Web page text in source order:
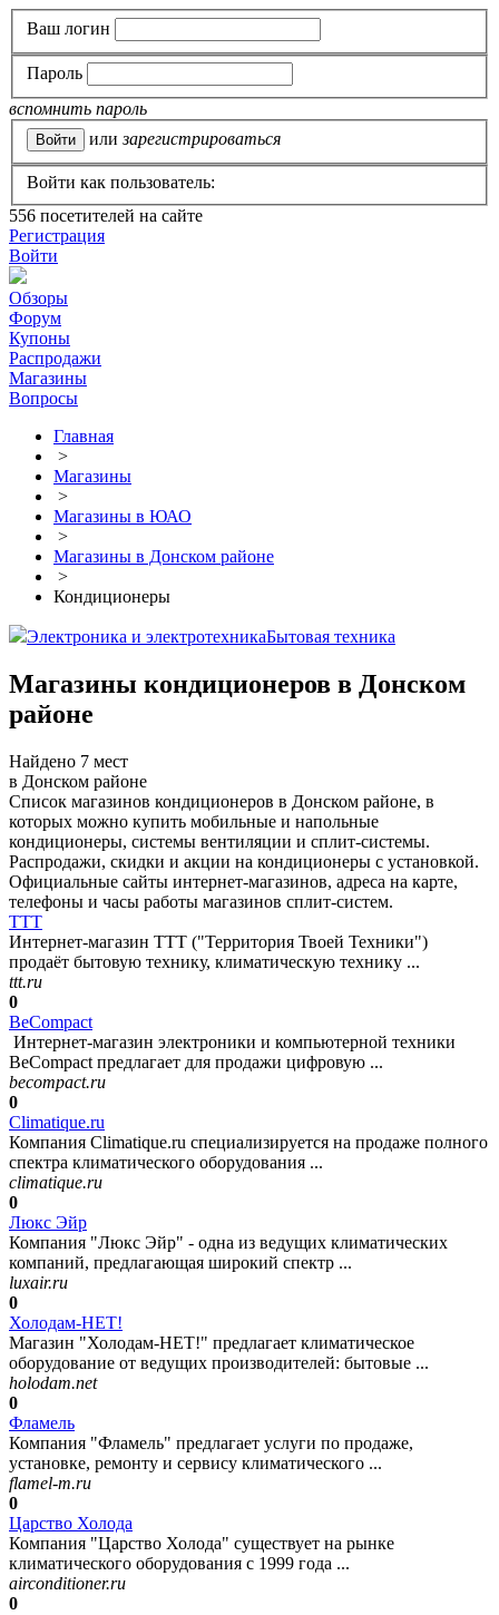
Ваш логин
Пароль
вспомнить пароль
или зарегистрироваться
Войти как пользователь:
556 посетителей на сайте
Регистрация
Войти
Обзоры
Форум
Купоны
Распродажи
Магазины
Вопросы
Главная
>
Магазины
>
Магазины в ЮАО
>
Магазины в Донском районе
>
Кондиционеры
Электроника и электротехникаБытовая техника
Магазины кондиционеров в Донском
районе
Найдено 7 мест
в Донском районе
Список магазинов кондиционеров в Донском районе, в
которых можно купить мобильные и напольные
кондиционеры, системы вентиляции и сплит-системы.
Распродажи, скидки и акции на кондиционеры с установкой.
Официальные сайты интернет-магазинов, адреса на карте,
телефоны и часы работы магазинов сплит-систем.
ТТТ
Интернет-магазин ТТТ ("Территория Твоей Техники")
продаёт бытовую технику, климатическую технику ...
ttt.ru
0
BeCompact
Интернет-магазин электроники и компьютерной техники
BeCompact предлагает для продажи цифровую ...
becompact.ru
0
Climatique.ru
Компания Climatique.ru специализируется на продаже полного
спектра климатического оборудования ...
climatique.ru
0
Люкс Эйр
Компания "Люкс Эйр" - одна из ведущих климатических
компаний, предлагающая широкий спектр ...
luxair.ru
0
Холодам-НЕТ!
Магазин "Холодам-НЕТ!" предлагает климатическое
оборудование от ведущих производителей: бытовые ...
holodam.net
0
Фламель
Компания "Фламель" предлагает услуги по продаже,
установке, ремонту и сервису климатического ...
flamel-m.ru
0
Царство Холода
Компания "Царство Холода" существует на рынке
климатического оборудования с 1999 года ...
airconditioner.ru
0